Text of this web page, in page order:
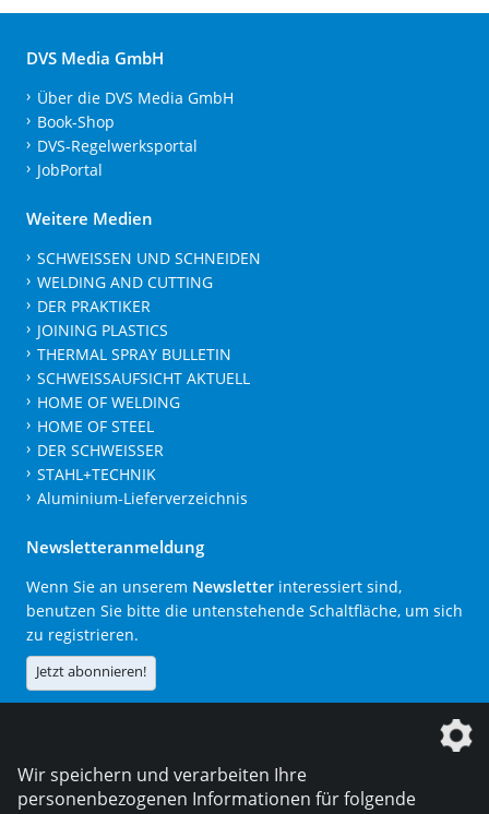
DVS Media GmbH
Über die DVS Media GmbH
Book-Shop
DVS-Regelwerksportal
JobPortal
Weitere Medien
SCHWEISSEN UND SCHNEIDEN
WELDING AND CUTTING
DER PRAKTIKER
JOINING PLASTICS
THERMAL SPRAY BULLETIN
SCHWEISSAUFSICHT AKTUELL
HOME OF WELDING
HOME OF STEEL
DER SCHWEISSER
STAHL+TECHNIK
Aluminium-Lieferverzeichnis
Newsletteranmeldung
Wenn Sie an unserem Newsletter interessiert sind,
benutzen Sie bitte die untenstehende Schaltfläche, um sich
zu registrieren.
Jetzt abonnieren!
Die DVS Media GmbH ist ein Unternehmen der
Wir speichern und verarbeiten Ihre
personenbezogenen Informationen für folgende